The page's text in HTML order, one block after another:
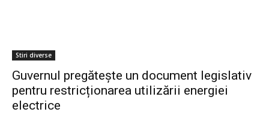
Stiri diverse
Guvernul pregătește un document legislativ
pentru restricționarea utilizării energiei
electrice